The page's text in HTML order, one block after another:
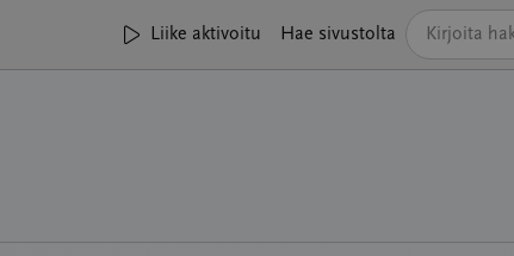
Liike aktivoitu Hae sivustolta